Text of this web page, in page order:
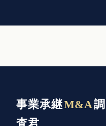
事業承継M&A調
査君